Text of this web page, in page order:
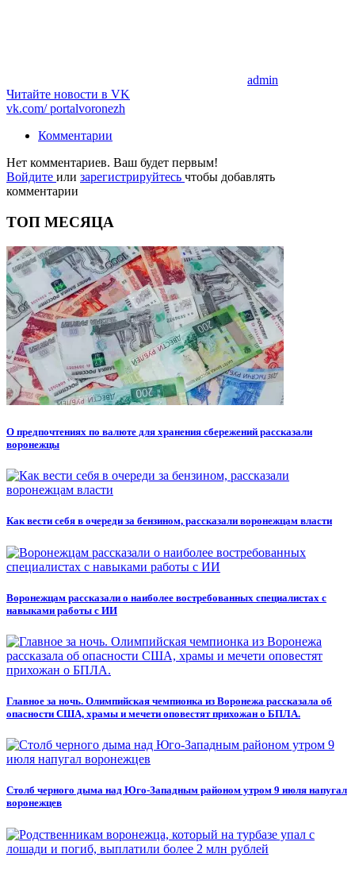
admin
Читайте новости в VK
vk.com/portalvoronezh
Комментарии
Нет комментариев. Ваш будет первым!
Войдите или зарегистрируйтесь чтобы добавлять
комментарии
ТОП МЕСЯЦА
О предпочтениях по валюте для хранения сбережений рассказали
воронежцы
Как вести себя в очереди за бензином, рассказали воронежцам власти
Воронежцам рассказали о наиболее востребованных специалистах с
навыками работы с ИИ
Главное за ночь. Олимпийская чемпионка из Воронежа рассказала об
опасности США, храмы и мечети оповестят прихожан о БПЛА.
Столб черного дыма над Юго-Западным районом утром 9 июля напугал
воронежцев